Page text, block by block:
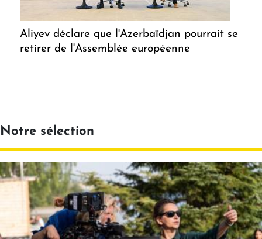
Aliyev déclare que l'Azerbaïdjan pourrait se
retirer de l'Assemblée européenne
Notre sélection